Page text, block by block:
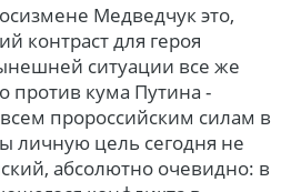
Медведчук это,
контраст для героя
ситуации все же
против кума Путина -
пророссийским силам в
личную цель сегодня не
абсолютно очевидно: в